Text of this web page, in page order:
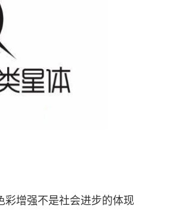
增强不是社会进步的体现